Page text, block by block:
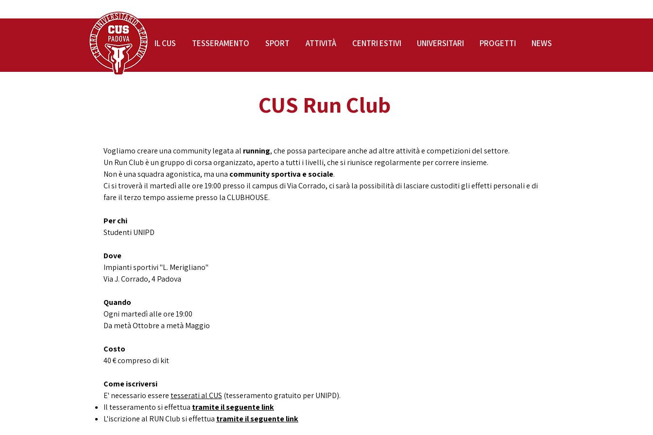
CUS Run Club
Vogliamo creare una community legata al running, che possa partecipare anche ad altre attività e competizioni del settore.
Un Run Club è un gruppo di corsa organizzato, aperto a tutti i livelli, che si riunisce regolarmente per correre insieme.
Non è una squadra agonistica, ma una community sportiva e sociale.
Ci si troverà il martedì alle ore 19:00 presso il campus di Via Corrado, ci sarà la possibilità di lasciare custoditi gli effetti personali e di
fare il terzo tempo assieme presso la CLUBHOUSE.
Per chi
Studenti UNIPD
Dove
Impianti sportivi "L. Merigliano"
Via J. Corrado, 4 Padova
Quando
Ogni martedì alle ore 19:00
Da metà Ottobre a metà Maggio
Costo
40 € compreso di kit
Come iscriversi
E' necessario esseretesserati al CUS (tesseramento gratuito per UNIPD).
Il tesseramento si effettua tramite il seguente link
L'iscrizione al RUN Club si effettua tramite il seguente link
IL CUS TESSERAMENTO SPORT ATTIVITÀ CENTRI ESTIVI UNIVERSITARI PROGETTI NEWS